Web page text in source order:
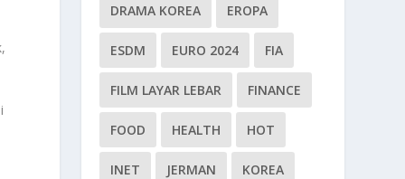
DRAMA KOREA EROPA
ESDM EURO 2024 FIA
FILM LAYAR LEBAR FINANCE
FOOD HEALTH HOT
INET JERMAN KOREA